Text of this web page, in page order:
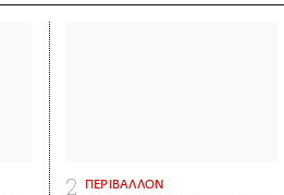
ΠΕΡΙΒΑΛΛΟΝ